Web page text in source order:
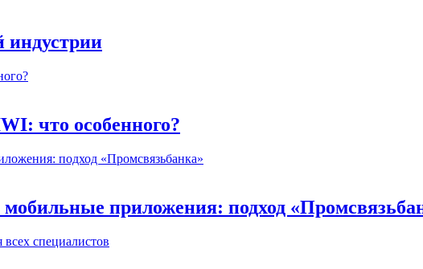
индустрии
что особенного?
приложения: подход